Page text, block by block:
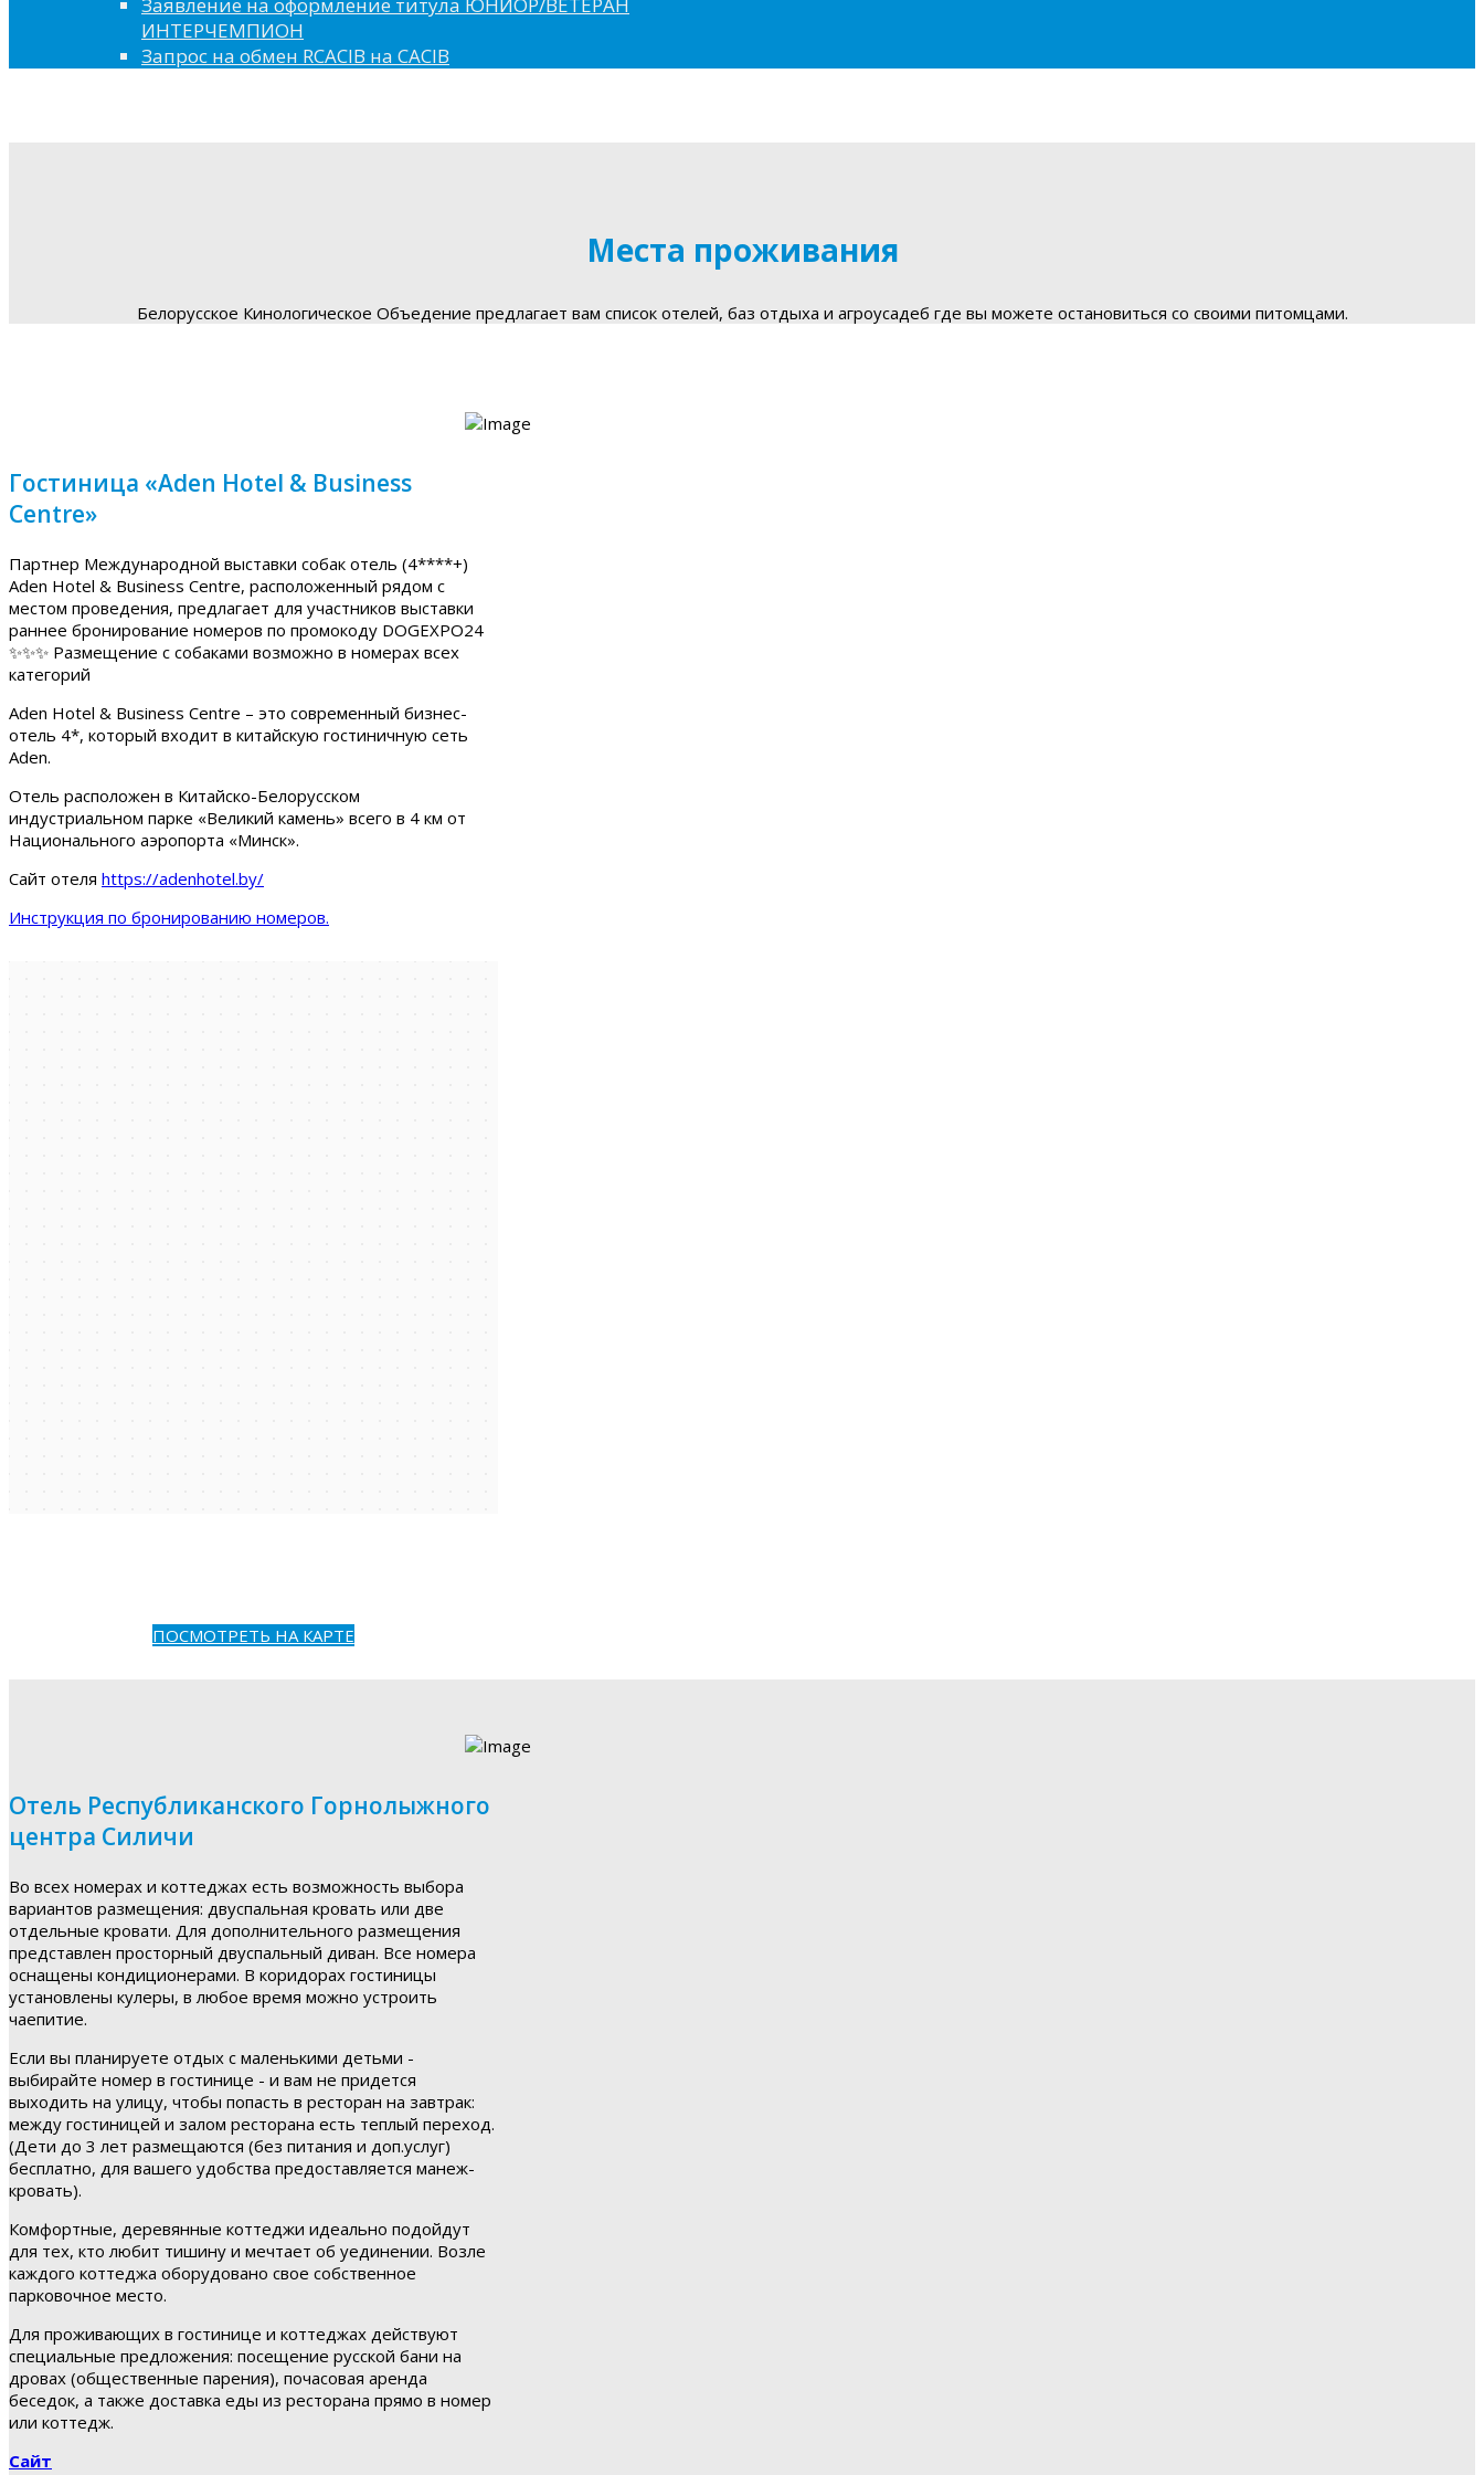
ИНТЕРЧЕМПИОН
Запрос на обмен RCACIB на CACIB
Места проживания
Белорусское Кинологическое Объедение предлагает вам список отелей, баз отдыха и агроусадеб где вы можете остановиться со своими питомцами.
Гостиница «Aden Hotel & Business
Centre»
Партнер Международной выставки собак отель (4****+)
Aden Hotel & Business Centre, расположенный рядом с
местом проведения, предлагает для участников выставки
раннее бронирование номеров по промокоду DOGEXPO24
✨✨✨ Размещение с собаками возможно в номерах всех
категорий
Aden Hotel & Business Centre – это современный бизнес-
отель 4*, который входит в китайскую гостиничную сеть
Aden.
Отель расположен в Китайско-Белорусском
индустриальном парке «Великий камень» всего в 4 км от
Национального аэропорта «Минск».
Сайт отеля https://adenhotel.by/
Инструкция по бронированию номеров.
ПОСМОТРЕТЬ НА КАРТЕ
Отель Республиканского Горнолыжного
центра Силичи
Во всех номерах и коттеджах есть возможность выбора
вариантов размещения: двуспальная кровать или две
отдельные кровати. Для дополнительного размещения
представлен просторный двуспальный диван. Все номера
оснащены кондиционерами. В коридорах гостиницы
установлены кулеры, в любое время можно устроить
чаепитие.
Если вы планируете отдых с маленькими детьми -
выбирайте номер в гостинице - и вам не придется
выходить на улицу, чтобы попасть в ресторан на завтрак:
между гостиницей и залом ресторана есть теплый переход.
(Дети до 3 лет размещаются (без питания и доп.услуг)
бесплатно, для вашего удобства предоставляется манеж-
кровать).
Комфортные, деревянные коттеджи идеально подойдут
для тех, кто любит тишину и мечтает об уединении. Возле
каждого коттеджа оборудовано свое собственное
парковочное место.
Для проживающих в гостинице и коттеджах действуют
специальные предложения: посещение русской бани на
дровах (общественные парения), почасовая аренда
беседок, а также доставка еды из ресторана прямо в номер
или коттедж.
Сайт